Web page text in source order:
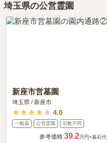
埼玉県の公営霊園
新座市営墓園
埼玉県 /新座市
4.0
一般墓 公営霊園 宗教不問
参考価格:39.2万円+墓石代